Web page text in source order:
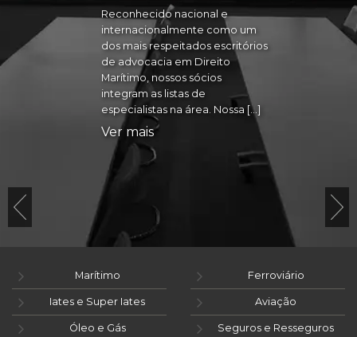
Reconhecido nacional e
internacionalmente como um
dos mais respeitados escritórios
de advocacia em Direito
Marítimo, nossos sócios
integram as listas de
especialistas na área. Nossa […]
Ver mais
Marítimo
Iates e Super Iates
Óleo e Gás
Ferroviário
Aviação
Seguros e Resseguros